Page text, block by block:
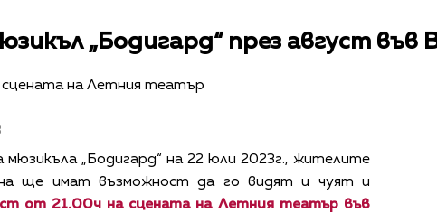
„Бодигард“ през август във
на Летния театър
мюзикъла „Бодигард“ на 22 юли 2023г., жителите
ще имат възможност да го видят и чуят и
от 21.00ч на сцената на Летния театър във